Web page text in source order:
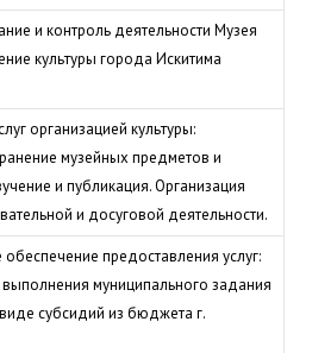
и контроль деятельности Музея
культуры города Искитима
организацией культуры:
музейных предметов и
и публикация. Организация
и досуговой деятельности.
предоставления услуг:
муниципального задания
субсидий из бюджета г.